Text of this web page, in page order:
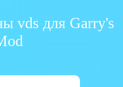
vds для Garry's